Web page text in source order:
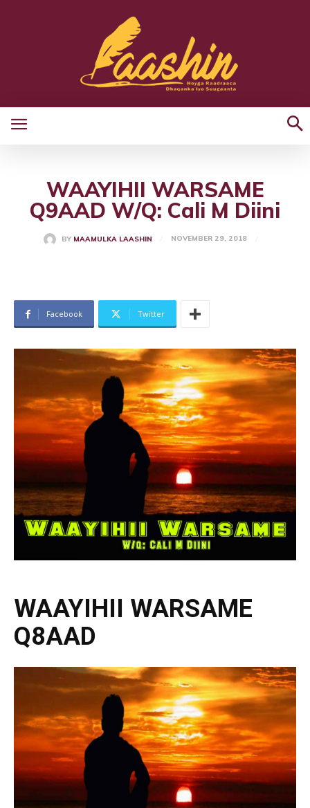
WAAYIHII WARSAME
Q9AAD W/Q: Cali M Diini
BY MAAMULKA LAASHIN NOVEMBER 29, 2018
Facebook Twitter
WAAYIHII WARSAME
Q8AAD